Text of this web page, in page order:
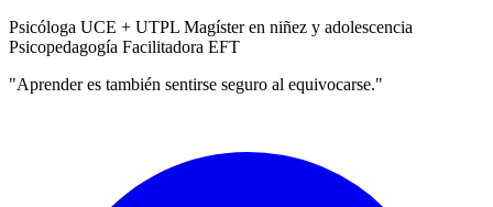
Psicóloga UCE + UTPL Magíster en niñez y adolescencia
Psicopedagogía Facilitadora EFT
"Aprender es también sentirse seguro al equivocarse."